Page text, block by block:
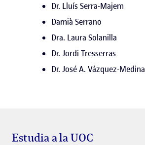
Dr. Lluís Serra-Majem
Damià Serrano
Dra. Laura Solanilla
Dr. Jordi Tresserras
Dr. José A. Vázquez-Medina
Estudia a la UOC